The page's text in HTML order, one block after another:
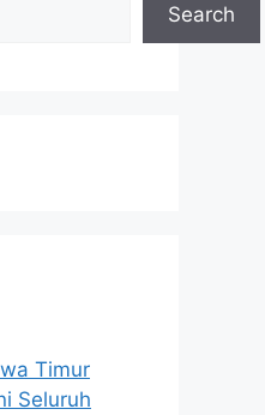
Search
Timur
Seluruh